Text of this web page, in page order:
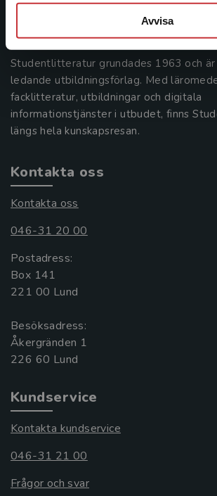
Avvisa
Studentlitteratur
Studentlitteratur grundades 1963 och är
ledande utbildningsförlag. Med
facklitteratur, utbildningar och digitala
informationstjänster i utbudet, finns
längs hela kunskapsresan.
Kontakta oss
Kontakta oss
046-31 20 00
Postadress:
Box 141
221 00 Lund
Besöksadress:
Åkergränden 1
Kundservice
Kontakta kundservice
046-31 21 00
Frågor och svar